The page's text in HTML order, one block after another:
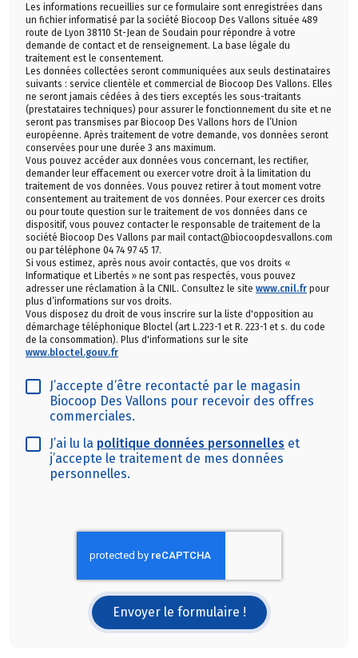
Les informations recueillies sur ce formulaire sont enregistrées dans
un fichier informatisé par la société Biocoop Des Vallons située 489
route de Lyon 38110 St-Jean de Soudain pour répondre à votre
demande de contact et de renseignement. La base légale du
traitement est le consentement.
Les données collectées seront communiquées aux seuls destinataires
suivants : service clientèle et commercial de Biocoop Des Vallons. Elles
ne seront jamais cédées à des tiers exceptés les sous-traitants
(prestataires techniques) pour assurer le fonctionnement du site et ne
seront pas transmises par Biocoop Des Vallons hors de l’Union
européenne. Après traitement de votre demande, vos données seront
conservées pour une durée 3 ans maximum.
Vous pouvez accéder aux données vous concernant, les rectifier,
demander leur effacement ou exercer votre droit à la limitation du
traitement de vos données. Vous pouvez retirer à tout moment votre
consentement au traitement de vos données. Pour exercer ces droits
ou pour toute question sur le traitement de vos données dans ce
dispositif, vous pouvez contacter le responsable de traitement de la
société Biocoop Des Vallons par mail contact@biocoopdesvallons.com
ou par téléphone 04 74 97 45 17.
Si vous estimez, après nous avoir contactés, que vos droits «
Informatique et Libertés » ne sont pas respectés, vous pouvez
adresser une réclamation à la CNIL. Consultez le site www.cnil.fr pour
plus d’informations sur vos droits.
Vous disposez du droit de vous inscrire sur la liste d'opposition au
démarchage téléphonique Bloctel (art L.223-1 et R. 223-1 et s. du code
de la consommation). Plus d'informations sur le site
www.bloctel.gouv.fr
J’accepte d’être recontacté par le magasin
Biocoop Des Vallons pour recevoir des offres
commerciales.
J’ai lu la politique données personnelles et
j’accepte le traitement de mes données
personnelles.
Envoyer le formulaire !